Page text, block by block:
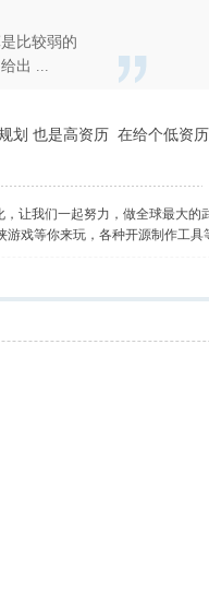
比较弱的
出 ...
划 也是高资历 在给个低资
让我们一起努力，做全球最大的
戏等你来玩，各种开源制作工具